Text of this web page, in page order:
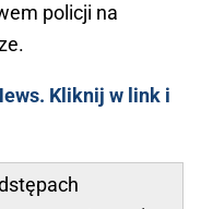
policji na
Kliknij w link i